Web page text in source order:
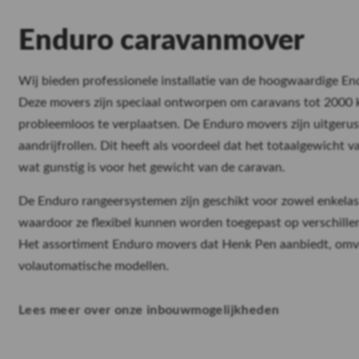
leegstation
Lees meer
Premium stalling
Enduro caravanmover
Wij bieden professionele installatie van de hoogwaardige
Deze movers zijn speciaal ontworpen om caravans tot 2000
probleemloos te verplaatsen. De Enduro movers zijn
aandrijfrollen. Dit heeft als voordeel dat het totaalgewicht
wat gunstig is voor het gewicht van de caravan.
De Enduro rangeersystemen zijn geschikt voor zowel
waardoor ze flexibel kunnen worden toegepast op
Het assortiment Enduro movers dat Henk Pen aanbiedt,
volautomatische modellen.
Lees meer over onze inbouwmogelijkheden